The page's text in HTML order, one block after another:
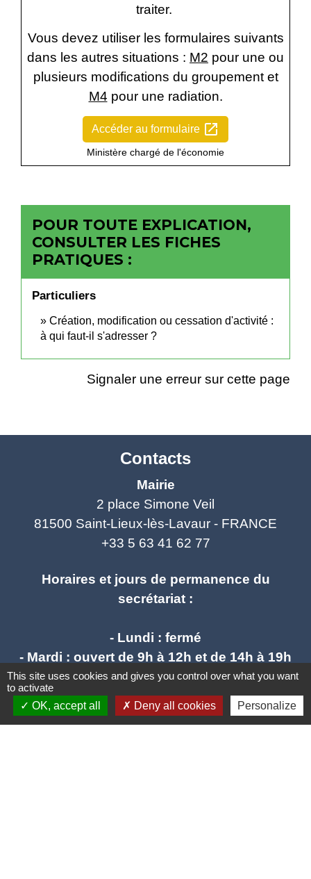
traiter.
Vous devez utiliser les formulaires suivants
dans les autres situations : M2 pour une ou
plusieurs modifications du groupement et
M4 pour une radiation.
Accéder au formulaire open_in_new
Ministère chargé de l'économie
POUR TOUTE EXPLICATION,
CONSULTER LES FICHES
PRATIQUES :
Particuliers
Création, modification ou cessation d'activité :
à qui faut-il s'adresser ?
Signaler une erreur sur cette page
Contacts
Mairie
2 place Simone Veil
81500 Saint-Lieux-lès-Lavaur - FRANCE
+33 5 63 41 62 77
Horaires et jours de permanence du
secrétariat :
- Lundi : fermé
- Mardi : ouvert de 9h à 12h et de 14h à 19h
- Mercredi : ouvert de 9h à 12h - fermé l'après
midi
- Jeudi : ouvert de 9h à 12h et de 14h à 17h
This site uses cookies and gives you control over what you want
to activate
OK, accept all
Deny all cookies Personalize